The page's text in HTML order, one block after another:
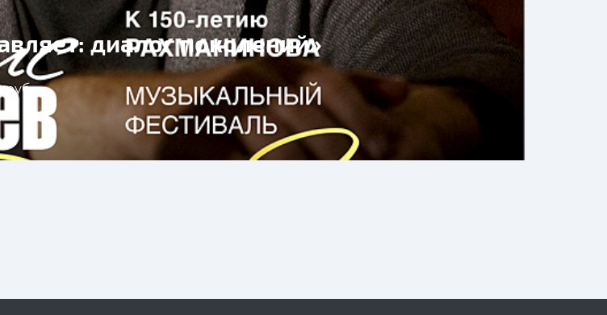
диалог поколений»
руб.